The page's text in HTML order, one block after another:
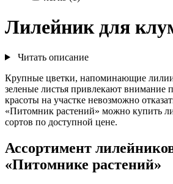
Лилейник для
Читать описание
Крупные цветки, напоминающие
зеленые листья привлекают внимание
красоты на участке невозможно
«Питомник растений» можно купить
сортов по доступной цене.
Ассортимент
«Питомнике растений»